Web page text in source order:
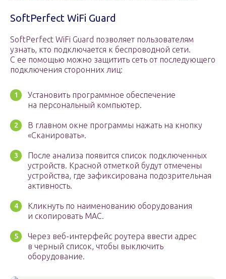
SoftPerfect WiFi Guard
SoftPerfect WiFi Guard позволяет пользователям
узнать, кто подключается к беспроводной сети.
С ее помощью можно защитить сеть от последующего
подключения сторонних лиц:
Установить программное обеспечение
на персональный компьютер.
В главном окне программы нажать на кнопку
«Сканировать».
После анализа появится список подключенных
устройств. Красной отметкой будут отмечены
устройства, где зафиксирована подозрительная
активность.
Кликнуть по наименованию оборудования
и скопировать MAC.
Через веб-интерфейс роутера ввести адрес
в черный список, чтобы выключить
оборудование.